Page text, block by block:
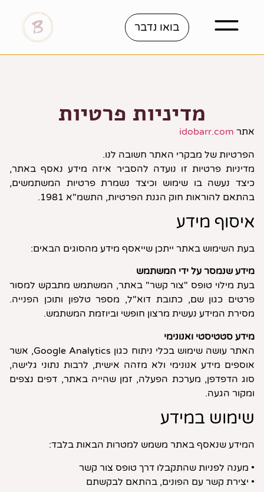
בואו נדבר
מדיניות פרטיות
אתר idobarr.com
הפרטיות של מבקרי האתר חשובה לנו.
מדיניות פרטיות זו נועדה להסביר איזה מידע נאסף באתר,
כיצד נעשה בו שימוש וכיצד נשמרת פרטיות המשתמשים,
בהתאם להוראות חוק הגנת הפרטיות, התשמ"א 1981.
איסוף מידע
בעת השימוש באתר ייתכן שייאסף מידע מהסוגים הבאים:
מידע שנמסר על ידי המשתמש
בעת מילוי טופס "צור קשר" באתר, המשתמש מתבקש למסור
פרטים כגון שם, כתובת דוא"ל, מספר טלפון ותוכן הפנייה.
מסירת המידע נעשית מרצון חופשי וביוזמת המשתמש.
מידע סטטיסטי ואנונימי
האתר עושה שימוש בכלי ניתוח כגון Google Analytics, אשר
אוספים מידע אנונימי ולא מזהה אישית, לרבות נתוני גלישה,
סוג הדפדפן, מערכת הפעלה, זמן שהייה באתר, דפים נצפים
ומקור הגעה.
שימוש במידע
המידע שנאסף באתר משמש למטרות הבאות בלבד:
• מענה לפניות שהתקבלו דרך טופס צור קשר
• יצירת קשר עם הפונים, בהתאם לבקשתם